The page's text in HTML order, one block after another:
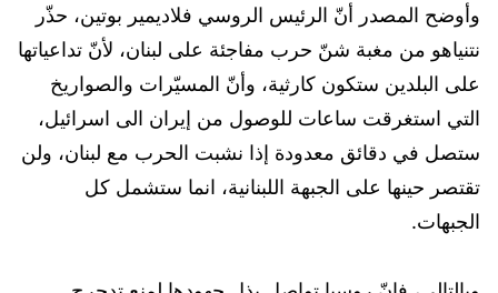
وأوضح المصدر أنّ الرئيس الروسي فلاديمير بوتين، حذّر
نتنياهو من مغبة شنّ حرب مفاجئة على لبنان، لأنّ تداعياتها
على البلدين ستكون كارثية، وأنّ المسيّرات والصواريخ
التي استغرقت ساعات للوصول من إيران الى اسرائيل،
ستصل في دقائق معدودة إذا نشبت الحرب مع لبنان، ولن
تقتصر حينها على الجبهة اللبنانية، انما ستشمل كل
الجبهات.